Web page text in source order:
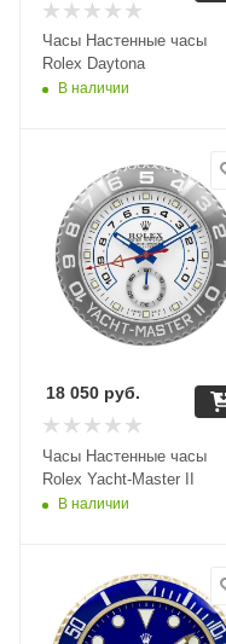
Часы Настенные часы
Rolex Daytona
В наличии
Часы Настенные часы
Rolex Yacht-Master II
В наличии
18 050 руб.